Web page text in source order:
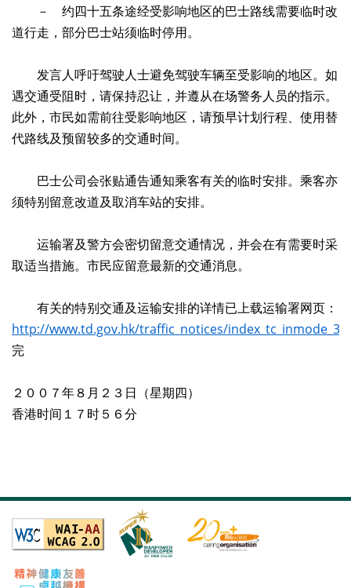
－ 约四十五条途经受影响地区的巴士路线需要临时改
道行走，部分巴士站须临时停用。
发言人呼吁驾驶人士避免驾驶车辆至受影响的地区。如
遇交通受阻时，请保持忍让，并遵从在场警务人员的指示。
此外，市民如需前往受影响地区，请预早计划行程、使用替
代路线及预留较多的交通时间。
巴士公司会张贴通告通知乘客有关的临时安排。乘客亦
须特别留意改道及取消车站的安排。
运输署及警方会密切留意交通情况，并会在有需要时采
取适当措施。市民应留意最新的交通消息。
有关的特别交通及运输安排的详情已上载运输署网页：
http://www.td.gov.hk/traffic_notices/
完
２００７年８月２３日（星期四）
香港时间１７时５６分